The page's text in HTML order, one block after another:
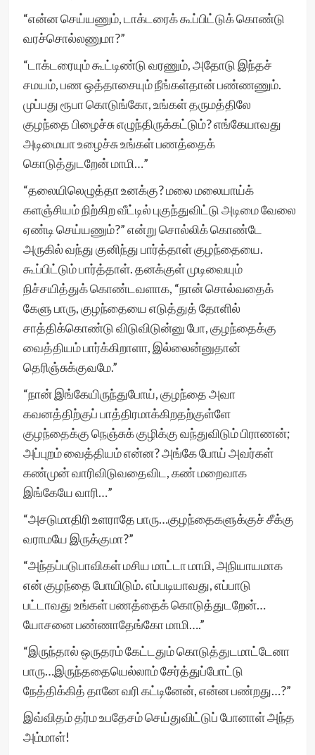
“என்ன செய்யணும், டாக்டரைக் கூப்பிட்டுக் கொண்டு
வரச்சொல்லணுமா?”
“டாக்டரையும் கூட்டிண்டு வரணும், அதோடு இந்தச்
சமயம், பண ஒத்தாசையும் நீங்கள்தான் பண்ணணும்.
முப்பது ரூபா கொடுங்கோ, உங்கள் தருமத்திலே
குழந்தை பிழைச்சு எழுந்திருக்கட்டும்? எங்கேயாவது
அடிமையா உழைச்சு உங்கள் பணத்தைக்
கொடுத்துடறேன் மாமி…”
“தலையிலெழுத்தா உனக்கு? மலை மலையாய்க்
களஞ்சியம் நிற்கிற வீட்டில் புகுந்துவிட்டு அடிமை வேலை
ஏண்டி செய்யணும்?” என்று சொல்லிக் கொண்டே
அருகில் வந்து குனிந்து பார்த்தாள் குழந்தையை.
கூப்பிட்டும் பார்த்தாள். தனக்குள் முடிவையும்
நிச்சயித்துக் கொண்டவளாக, “நான் சொல்வதைக்
கேளு பாரு, குழந்தையை எடுத்துத் தோளில்
சாத்திக்கொண்டு விடுவிடுன்னு போ, குழந்தைக்கு
வைத்தியம் பார்க்கிறாளா, இல்லைன்னுதான்
தெரிஞ்சுக்குவமே.”
“நான் இங்கேயிருந்துபோய், குழந்தை அவா
கவனத்திற்குப் பாத்திரமாக்கிறதற்குள்ளே
குழந்தைக்கு நெஞ்சுக் குழிக்கு வந்துவிடும் பிராணன்;
அப்புறம் வைத்தியம் என்ன? அங்கே போய் அவர்கள்
கண்முன் வாரிவிடுவதைவிட, கண் மறைவாக
இங்கேயே வாரி…”
“அசடுமாதிரி உளராதே பாரு…குழந்தைகளுக்குச் சீக்கு
வராமயே இருக்குமா?”
“அந்தப்படுபாவிகள் மசிய மாட்டா மாமி, அநியாயமாக
என் குழந்தை போயிடும். எப்படியாவது, எப்பாடு
பட்டாவது உங்கள் பணத்தைக் கொடுத்துடறேன்…
யோசனை பண்ணாதேங்கோ மாமி….”
“இருந்தால் ஒருதரம் கேட்டதும் கொடுத்துடமாட்டேனா
பாரு…இருந்ததையெல்லாம் சேர்த்துப்போட்டு
நேத்திக்கித் தானே வரி கட்டினேன், என்ன பண்றது…?”
இவ்விதம் தர்ம உபதேசம் செய்துவிட்டுப் போனாள் அந்த
அம்மாள்!